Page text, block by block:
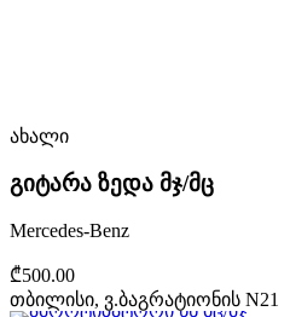
ახალი
გიტარა ზედა მჯ/მც
Mercedes-Benz
₾500.00
თბილისი, ვ.ბაგრატიონის N21